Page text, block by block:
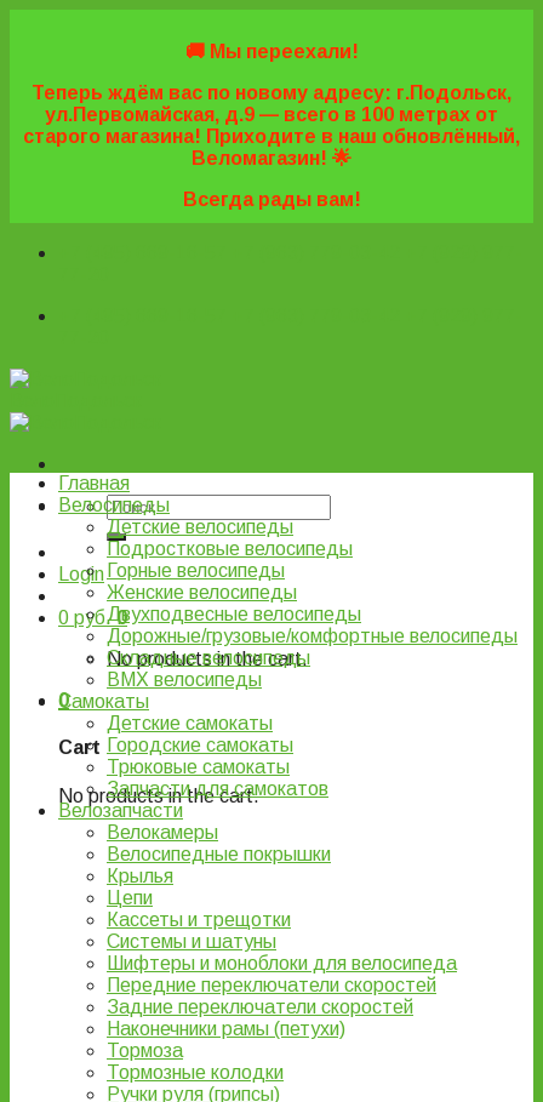
🚚 Мы переехали!
Теперь ждём вас по новому адресу: г.Подольск,
ул.Первомайская, д.9 — всего в 100 метрах от
старого магазина! Приходите в наш обновлённый,
Веломагазин! 🌟
Всегда рады вам!
Login
0 руб. 0
No products in the cart.
0
Cart
No products in the cart.
Главная
Велосипеды
Детские велосипеды
Подростковые велосипеды
Горные велосипеды
Женские велосипеды
Двухподвесные велосипеды
Дорожные/грузовые/комфортные велосипеды
Складные велосипеды
BMX велосипеды
Самокаты
Детские самокаты
Городские самокаты
Трюковые самокаты
Запчасти для самокатов
Велозапчасти
Велокамеры
Велосипедные покрышки
Крылья
Цепи
Кассеты и трещотки
Системы и шатуны
Шифтеры и моноблоки для велосипеда
Передние переключатели скоростей
Задние переключатели скоростей
Наконечники рамы (петухи)
Тормоза
Тормозные колодки
Ручки руля (грипсы)